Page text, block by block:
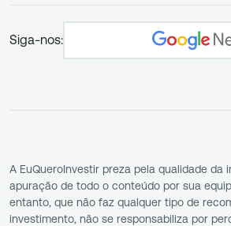
Siga-nos:
A EuQueroInvestir preza pela qualidade da
apuração de todo o conteúdo por sua
entanto, que não faz qualquer tipo de
investimento, não se responsabiliza por